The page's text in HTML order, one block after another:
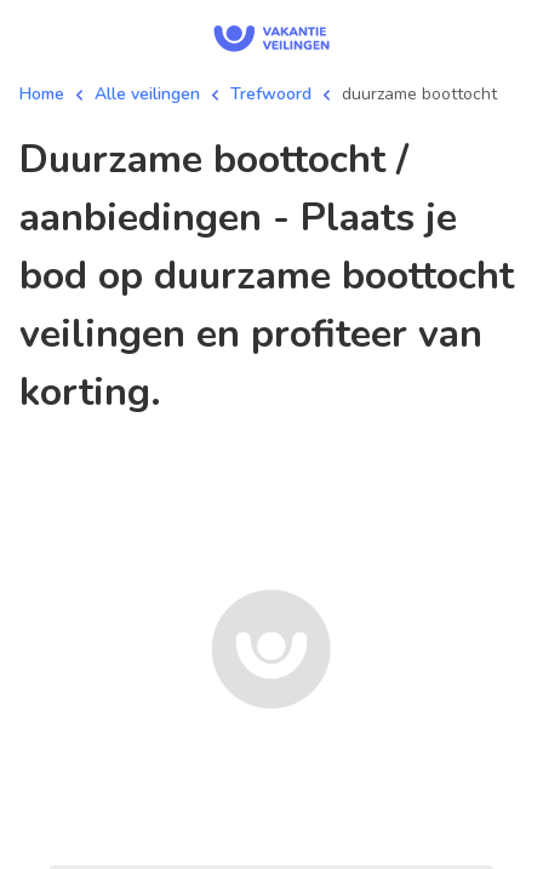
Home Alle veilingen Trefwoord duurzame boottocht
duurzame boottocht /
aanbiedingen - Plaats je
bod op duurzame boottocht
veilingen en profiteer van
korting.